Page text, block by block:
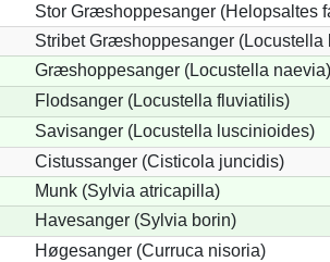
Stor Græshoppesanger (Helopsaltes
Stribet Græshoppesanger (Locustella
Græshoppesanger (Locustella naevia)
Flodsanger (Locustella fluviatilis)
Savisanger (Locustella luscinioides)
Cistussanger (Cisticola juncidis)
Munk (Sylvia atricapilla)
Havesanger (Sylvia borin)
Høgesanger (Curruca nisoria)